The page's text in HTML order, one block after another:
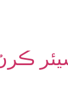
شيئر